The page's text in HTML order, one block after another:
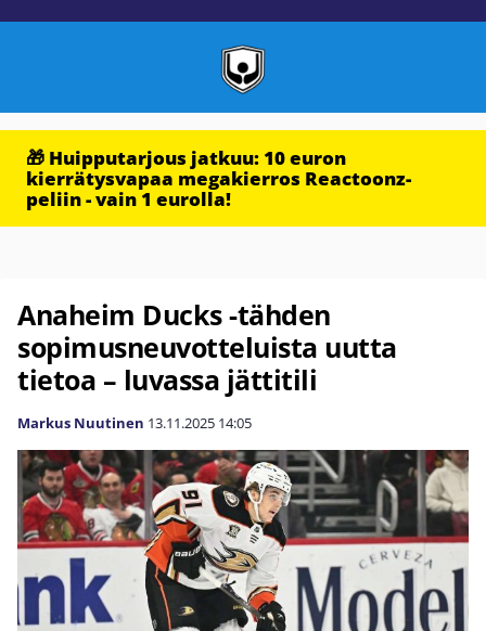
🎁 Huipputarjous jatkuu: 10 euron
kierrätysvapaa megakierros Reactoonz-
peliin - vain 1 eurolla!
Anaheim Ducks -tähden
sopimusneuvotteluista uutta
tietoa – luvassa jättitili
Markus Nuutinen 13.11.2025 14:05